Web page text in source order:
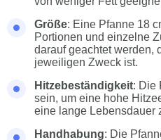
Größe: Eine Pfanne 18
Portionen und einzelne
darauf geachtet werden,
jeweiligen Zweck ist.
Hitzebeständigkeit: Die
sein, um eine hohe
eine lange Lebensdauer
Handhabung: Die